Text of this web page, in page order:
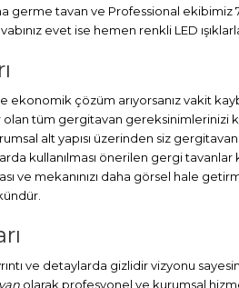
germe tavan ve Professional ekibimiz
evet ise hemen renkli LED
ekonomik çözüm arıyorsanız vakit
tüm gergitavan gereksinimlerinizi
alt yapısı üzerinden siz
kullanılması önerilen gergi
ve mekanınızı daha görsel hale
ve detaylarda gizlidir vizyonu
olarak profesyonel ve kurumsal